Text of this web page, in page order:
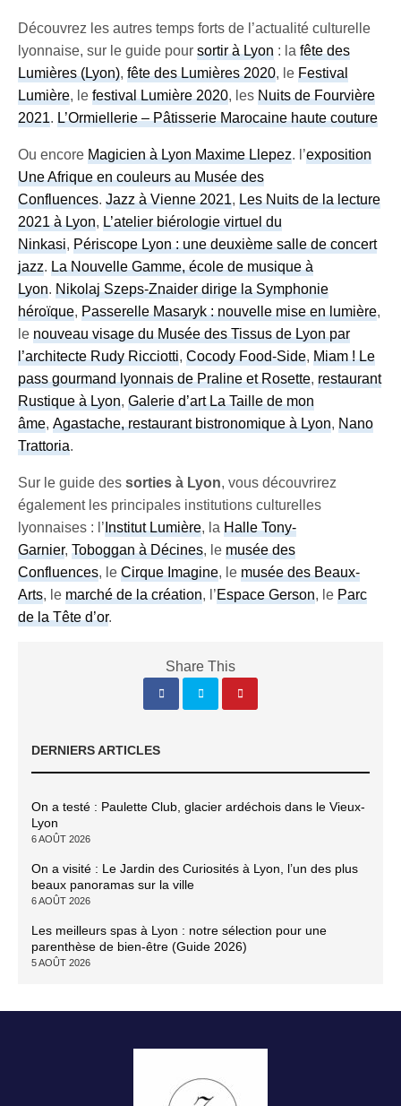
Découvrez les autres temps forts de l’actualité culturelle
lyonnaise, sur le guide poursortir à Lyon : lafête des
Lumières (Lyon),fête des Lumières 2020, leFestival
Lumière, lefestival Lumière 2020, lesNuits de Fourvière
2021.L’Ormiellerie – Pâtisserie Marocaine haute couture
Ou encoreMagicien à Lyon Maxime Llepez. l’exposition
Une Afrique en couleurs au Musée des
Confluences.Jazz à Vienne 2021,Les Nuits de la lecture
2021 à Lyon,L’atelier biérologie virtuel du
Ninkasi,Périscope Lyon : une deuxième salle de concert
jazz.La Nouvelle Gamme, école de musique à
Lyon.Nikolaj Szeps-Znaider dirige la Symphonie
héroïque,Passerelle Masaryk : nouvelle mise en lumière,
lenouveau visage du Musée des Tissus de Lyon par
l’architecte Rudy Ricciotti,Cocody Food-Side,Miam ! Le
pass gourmand lyonnais de Praline et Rosette,restaurant
Rustique à Lyon,Galerie d’art La Taille de mon
âme,Agastache, restaurant bistronomique à Lyon,Nano
Trattoria.
Sur le guide des sorties à Lyon, vous découvrirez
également les principales institutions culturelles
lyonnaises : l’Institut Lumière, laHalle Tony-
Garnier,Toboggan à Décines, lemusée des
Confluences, leCirque Imagine, lemusée des Beaux-
Arts, lemarché de la création, l’Espace Gerson, leParc
de la Tête d’or.
Share This
DERNIERS ARTICLES
On a testé : Paulette Club, glacier ardéchois dans le Vieux-
Lyon
6 AOÛT 2026
On a visité : Le Jardin des Curiosités à Lyon, l’un des plus
beaux panoramas sur la ville
6 AOÛT 2026
Les meilleurs spas à Lyon : notre sélection pour une
parenthèse de bien-être (Guide 2026)
5 AOÛT 2026